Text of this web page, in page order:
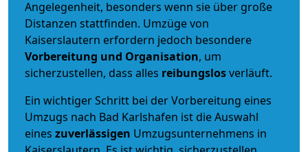
Angelegenheit, besonders wenn sie über große
Distanzen stattfinden. Umzüge von
Kaiserslautern erfordern jedoch besondere
Vorbereitung und Organisation, um
sicherzustellen, dass alles reibungslosverläuft.
Ein wichtiger Schritt bei der Vorbereitung eines
Umzugs nach Bad Karlshafen ist die Auswahl
eines zuverlässigen Umzugsunternehmens in